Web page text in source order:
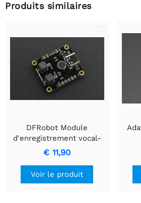
Produits similaires
DFRobot Module
d'enregistrement vocal-
Breakout
€ 11,90
Voir le produit